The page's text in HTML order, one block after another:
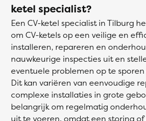
ketel specialist?
Een CV-ketel specialist in Tilburg
om CV-ketels op een veilige en
installeren, repareren en
nauwkeurige inspecties uit en
eventuele problemen op te sporen
Dit kan variëren van eenvoudige
complexe installaties in grote
belangrijk om regelmatig
uit te voeren, omdat een storing